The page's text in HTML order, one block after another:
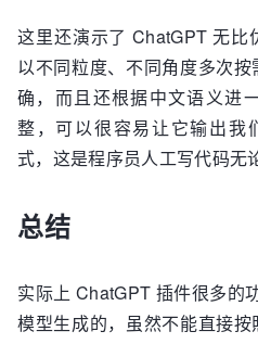
这里还演示了 ChatGPT 无
以不同粒度、不同角度多次
确，而且还根据中文语义进
整，可以很容易让它输出我
式，这是程序员人工写代码无
总结
实际上 ChatGPT 插件很多的
模型生成的，虽然不能直接